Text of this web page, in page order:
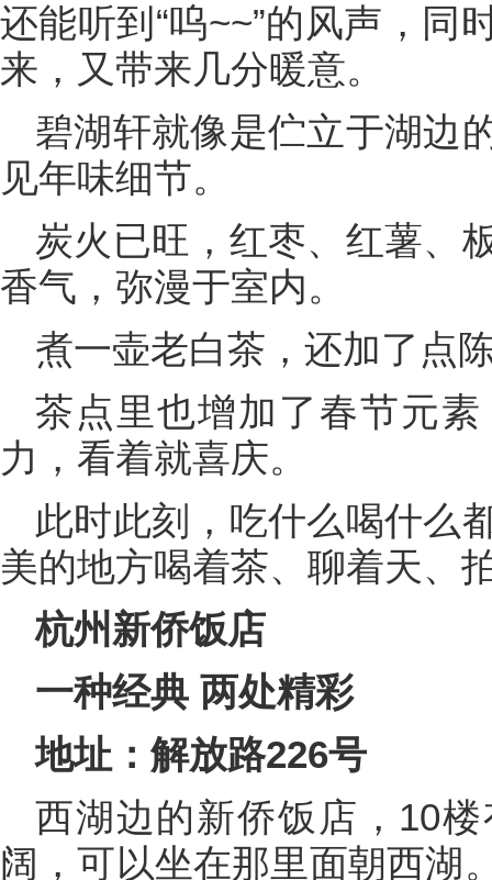
还能听到“呜~~”的风声，同
来，又带来几分暖意。
碧湖轩就像是伫立于湖边
见年味细节。
炭火已旺，红枣、红薯、
香气，弥漫于室内。
煮一壶老白茶，还加了点
茶点里也增加了春节元
力，看着就喜庆。
此时此刻，吃什么喝什么
美的地方喝着茶、聊着天、
杭州新侨饭店
一种经典 两处精彩
地址：解放路226号
西湖边的新侨饭店，10
阔，可以坐在那里面朝西湖